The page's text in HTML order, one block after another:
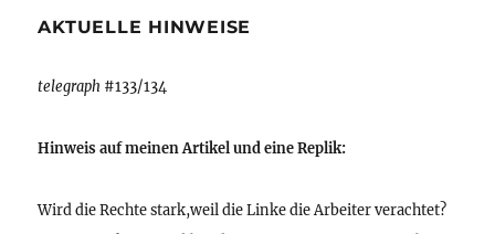
AKTUELLE HINWEISE
telegraph #133/134
Hinweis auf meinen Artikel und eine Replik:
Wird die Rechte stark,weil die Linke die Arbeiter verachtet?